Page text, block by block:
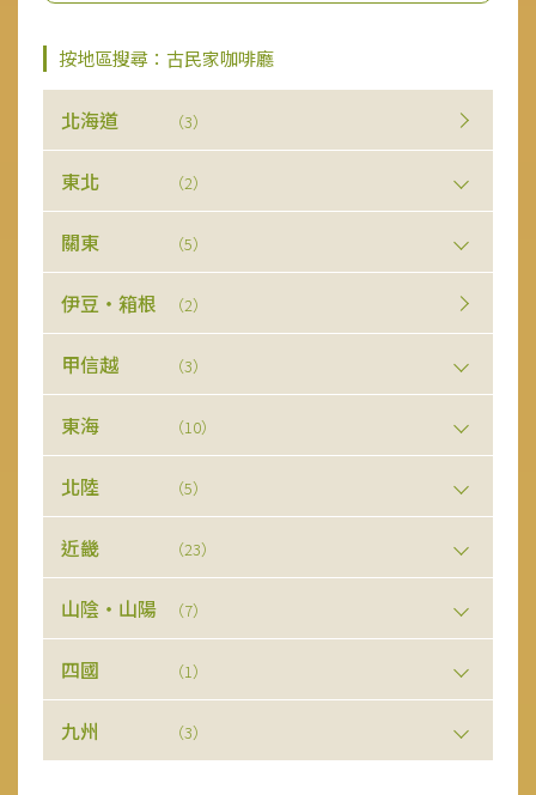
按地區搜尋：古民家咖啡廳
北海道 （3）
東北 （2）
關東 （5）
伊豆・箱根 （2）
甲信越 （3）
東海 （10）
北陸 （5）
近畿 （23）
山陰・山陽 （7）
四國 （1）
九州 （3）